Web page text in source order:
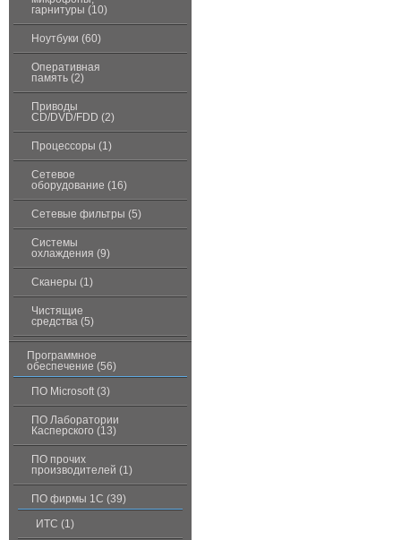
гарнитуры (10)
Ноутбуки (60)
Оперативная
память (2)
Приводы
CD/DVD/FDD (2)
Процессоры (1)
Сетевое
оборудование (16)
Сетевые фильтры (5)
Системы
охлаждения (9)
Сканеры (1)
Чистящие
средства (5)
Программное
обеспечение (56)
ПО Microsoft (3)
ПО Лаборатории
Касперского (13)
ПО прочих
производителей (1)
ПО фирмы 1С (39)
ИТС (1)